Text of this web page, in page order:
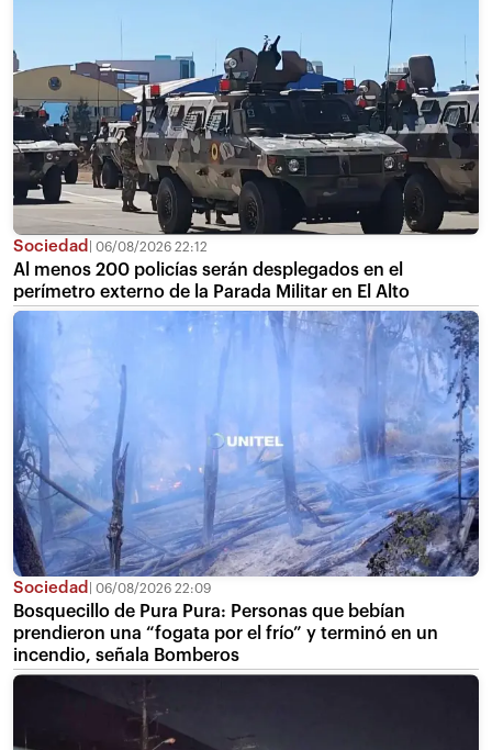
Sociedad 06/08/2026 22:12
Al menos 200 policías serán desplegados en el
perímetro externo de la Parada Militar en El Alto
Sociedad 06/08/2026 22:09
Bosquecillo de Pura Pura: Personas que bebían
prendieron una “fogata por el frío” y terminó en un
incendio, señala Bomberos